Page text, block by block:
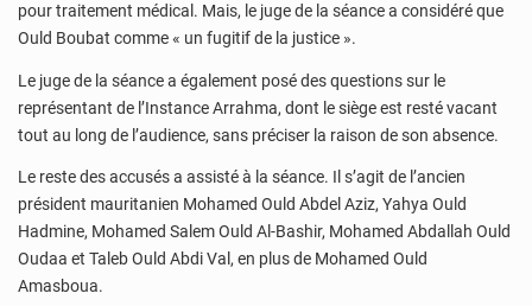
pour traitement médical. Mais, le juge de la séance a considéré que
Ould Boubat comme « un fugitif de la justice ».
Le juge de la séance a également posé des questions sur le
représentant de l’Instance Arrahma, dont le siège est resté vacant
tout au long de l’audience, sans préciser la raison de son absence.
Le reste des accusés a assisté à la séance. Il s’agit de l’ancien
président mauritanien Mohamed Ould Abdel Aziz, Yahya Ould
Hadmine, Mohamed Salem Ould Al-Bashir, Mohamed Abdallah Ould
Oudaa et Taleb Ould Abdi Val, en plus de Mohamed Ould
Amasboua.